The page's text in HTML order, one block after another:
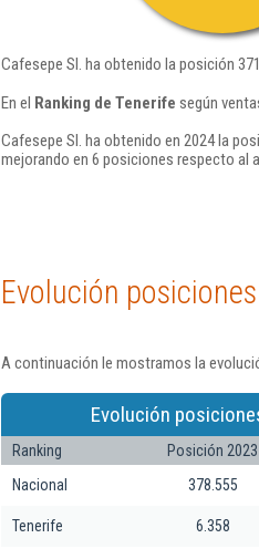
Cafesepe Sl. ha obtenido la posición
En el Ranking de Tenerife según
Cafesepe Sl. ha obtenido en 2024 la
mejorando en 6 posiciones respecto al
Evolución
A continuación le mostramos la
Evolución
Ranking Posición 2023
Nacional
378.555
Tenerife 6.358